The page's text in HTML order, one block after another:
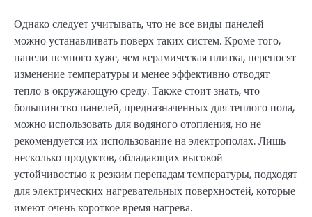
Однако следует учитывать, что не все виды панелей
можно устанавливать поверх таких систем. Кроме того,
панели немного хуже, чем керамическая плитка, переносят
изменение температуры и менее эффективно отводят
тепло в окружающую среду. Также стоит знать, что
большинство панелей, предназначенных для теплого пола,
можно использовать для водяного отопления, но не
рекомендуется их использование на электрополах. Лишь
несколько продуктов, обладающих высокой
устойчивостью к резким перепадам температуры, подходят
для электрических нагревательных поверхностей, которые
имеют очень короткое время нагрева.